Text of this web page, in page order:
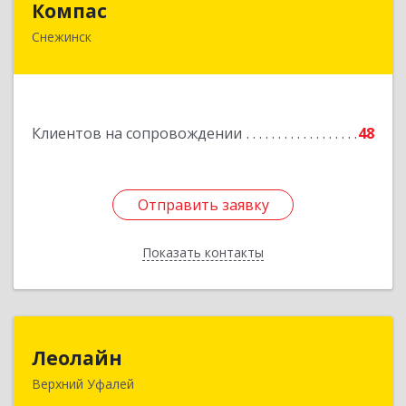
Компас
Снежинск
Клиентов на сопровождении 48
Отправить заявку
Показать контакты
Отправить заявку
Назад
Леолайн
Верхний Уфалей
456800, Челябинская обл, Верхний Уфалей г,